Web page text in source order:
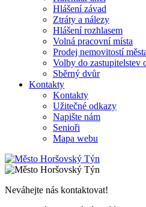
Hlášení závad
Ztráty a nálezy
Hlášení rozhlasem
Volná pracovní místa
Prodej nemovitostí
Volby do zastupitelstev
Sběrný dvůr
Kontakty
Kontakty
Užitečné odkazy
Napište nám
Senioři
Mapa webu
Neváhejte nás kontaktovat!